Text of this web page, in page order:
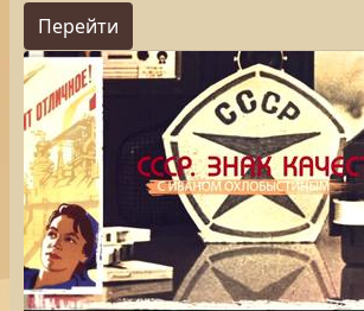
Перейти